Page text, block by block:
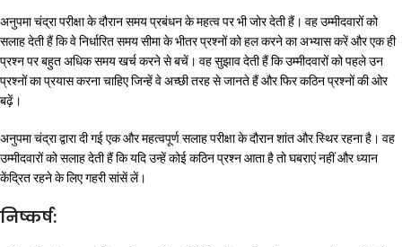
अनुपमा चंद्रा परीक्षा के दौरान समय प्रबंधन के महत्व पर भी जोर देती हैं। वह उम्मीदवारों को
सलाह देती हैं कि वे निर्धारित समय सीमा के भीतर प्रश्नों को हल करने का अभ्यास करें और एक ही
प्रश्न पर बहुत अधिक समय खर्च करने से बचें। वह सुझाव देती हैं कि उम्मीदवारों को पहले उन
प्रश्नों का प्रयास करना चाहिए जिन्हें वे अच्छी तरह से जानते हैं और फिर कठिन प्रश्नों की ओर
बढ़ें।
अनुपमा चंद्रा द्वारा दी गई एक और महत्वपूर्ण सलाह परीक्षा के दौरान शांत और स्थिर रहना है। वह
उम्मीदवारों को सलाह देती हैं कि यदि उन्हें कोई कठिन प्रश्न आता है तो घबराएं नहीं और ध्यान
केंद्रित रहने के लिए गहरी सांसें लें।
निष्कर्ष: